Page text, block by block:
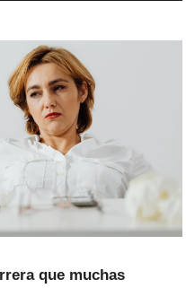
que muchas